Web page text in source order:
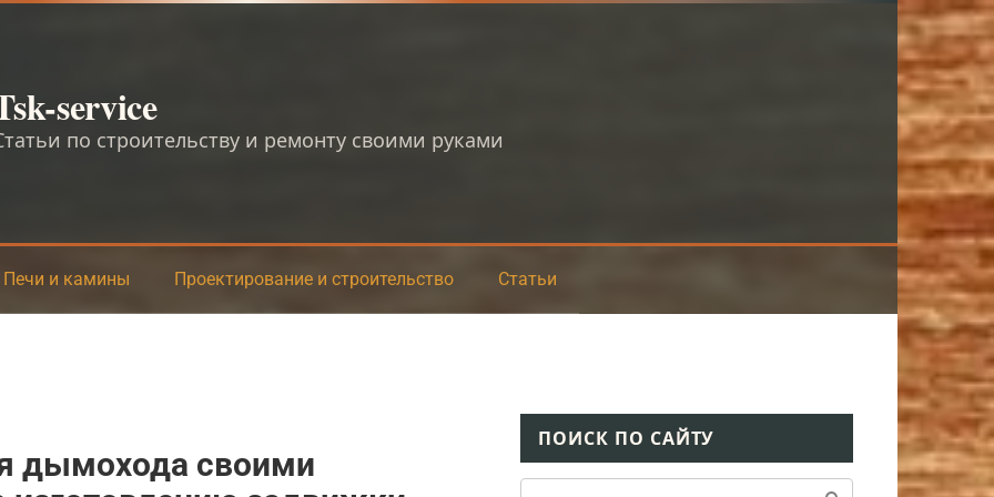
service
по строительству и ремонту своими руками
Печи и камины Проектирование и строительство Статьи
дымохода своими
ПОИСК ПО САЙТУ